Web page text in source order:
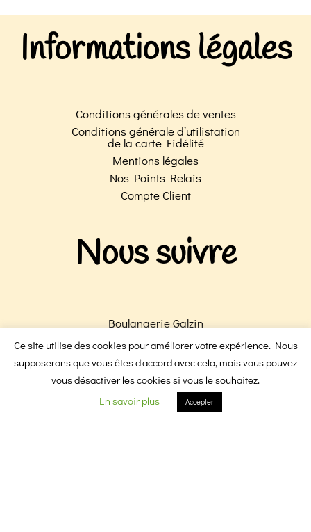
Informations légales
Conditions générales de ventes
Conditions générale d’utilistation
de la carte Fidélité
Mentions légales
Nos Points Relais
Compte Client
Nous suivre
Boulangerie Galzin
Boulangerie Victoire
F I
Ce site utilise des cookies pour améliorer votre expérience. Nous
supposerons que vous êtes d'accord avec cela, mais vous pouvez
vous désactiver les cookies si vous le souhaitez.
En savoir plus
Accepter